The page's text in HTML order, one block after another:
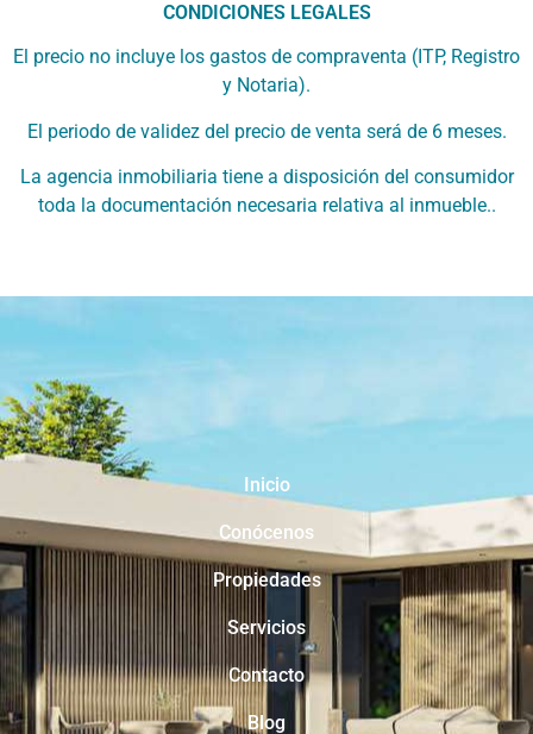
CONDICIONES LEGALES
El precio no incluye los gastos de compraventa (ITP, Registro
y Notaria).
El periodo de validez del precio de venta será de 6 meses.
La agencia inmobiliaria tiene a disposición del consumidor
toda la documentación necesaria relativa al inmueble..
Inicio
Conócenos
Propiedades
Servicios
Contacto
Blog